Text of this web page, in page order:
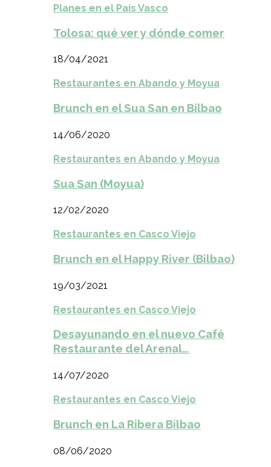
Planes en el País Vasco
Tolosa: qué ver y dónde comer
18/04/2021
Restaurantes en Abando y Moyua
Brunch en el Sua San en Bilbao
14/06/2020
Restaurantes en Abando y Moyua
Sua San (Moyua)
12/02/2020
Restaurantes en Casco Viejo
Brunch en el Happy River (Bilbao)
19/03/2021
Restaurantes en Casco Viejo
Desayunando en el nuevo Café
Restaurante del Arenal…
14/07/2020
Restaurantes en Casco Viejo
Brunch en La Ribera Bilbao
08/06/2020